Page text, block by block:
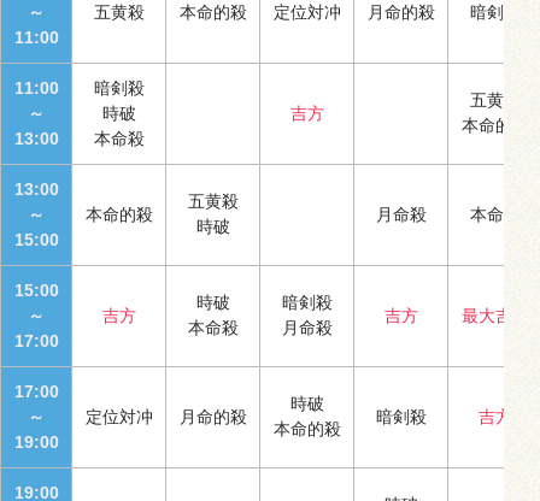
～
11:00
五黄殺 本命的殺 定位対冲 月命的殺 暗剣殺
11:00
～
13:00
暗剣殺
時破
本命殺
吉方
五黄殺
本命的殺
13:00
～
15:00
本命的殺
五黄殺
時破
月命殺 本命殺
15:00
～
17:00
吉方
時破
本命殺
暗剣殺
月命殺
吉方 最大吉方
17:00
～
19:00
定位対冲 月命的殺
時破
本命的殺
暗剣殺 吉方
19:00